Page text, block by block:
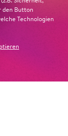
den Button
Technologien